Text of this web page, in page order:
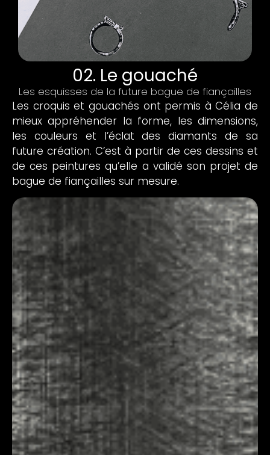
02. Le gouaché
Les esquisses de la future bague de fiançailles
Les croquis et gouachés ont permis à Célia de
mieux appréhender la forme, les dimensions,
les couleurs et l’éclat des diamants de sa
future création. C’est à partir de ces dessins et
de ces peintures qu’elle a validé son projet de
bague de fiançailles sur mesure.